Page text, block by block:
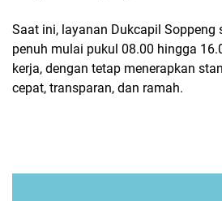
Saat ini, layanan Dukcapil Soppeng
penuh mulai pukul 08.00 hingga
kerja, dengan tetap menerapkan
cepat, transparan, dan ramah.